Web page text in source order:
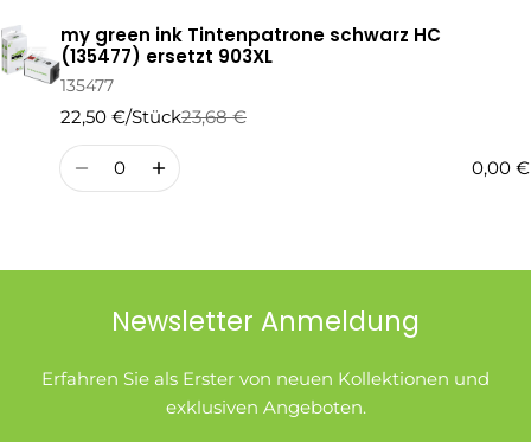
Ihr
Warenkorb
my green ink Tintenpatrone schwarz HC
(135477) ersetzt 903XL
135477
22,50 €/Stück
Regulärer
Preis
23,68 €
Verkaufspreis
Menge
0,00 €
Newsletter Anmeldung
Erfahren Sie als Erster von neuen Kollektionen und
exklusiven Angeboten.